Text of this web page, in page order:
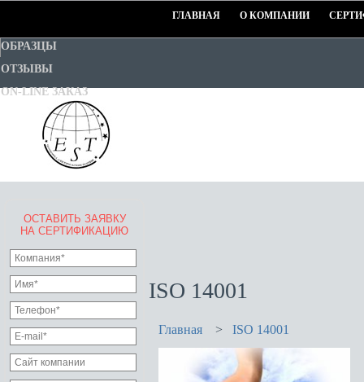
ГЛАВНАЯ О КОМПАНИИ
ОБРАЗЦЫ
ОТЗЫВЫ
ON-LINE ЗАКАЗ
ОСТАВИТЬ ЗАЯВКУ
НА СЕРТИФИКАЦИЮ
ISO 14001
Главная > ISO 14001